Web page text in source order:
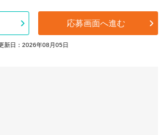
応募画面へ進む
新日：2026年08月05日